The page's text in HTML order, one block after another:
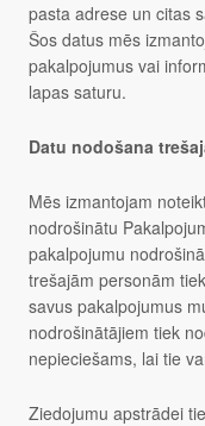
pasta adrese un citas
Šos datus mēs
pakalpojumus vai
lapas saturu.
Datu nodošana
Mēs izmantojam
nodrošinātu
pakalpojumu
trešajām personām
savus pakalpojumus
nodrošinātājiem tiek
nepieciešams, lai tie
Ziedojumu apstrādei